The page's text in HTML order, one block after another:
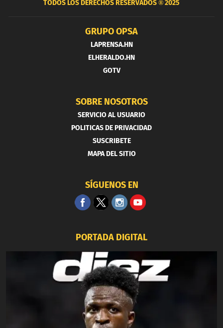
TODOS LOS DERECHOS RESERVADOS ®2025
GRUPO OPSA
LAPRENSA.HN
ELHERALDO.HN
GOTV
SOBRE NOSOTROS
SERVICIO AL USUARIO
POLITICAS DE PRIVACIDAD
SUSCRIBETE
MAPA DEL SITIO
SÍGUENOS EN
PORTADA DIGITAL